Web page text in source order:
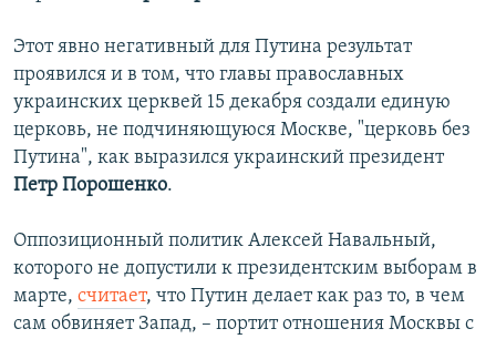
Этот явно негативный для Путина результат
проявился и в том, что главы православных
украинских церквей 15 декабря создали единую
церковь, не подчиняющуюся Москве, "церковь без
Путина", как выразился украинский президент
Петр Порошенко.
Оппозиционный политик Алексей Навальный,
которого не допустили к президентским выборам в
марте, считает, что Путин делает как раз то, в чем
сам обвиняет Запад, – портит отношения Москвы с